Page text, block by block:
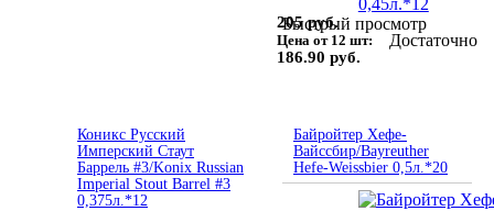
Быстрый просмотр
205 руб.
Цена от 12 шт:
186.90 руб.
Достаточно
Коникс Русский
Имперский Стаут
Баррель #3/Konix Russian
Imperial Stout Barrel #3
0,375л.*12
Байройтер Хефе-
Вайссбир/Bayreuther
Hefe-Weissbier 0,5л.*20